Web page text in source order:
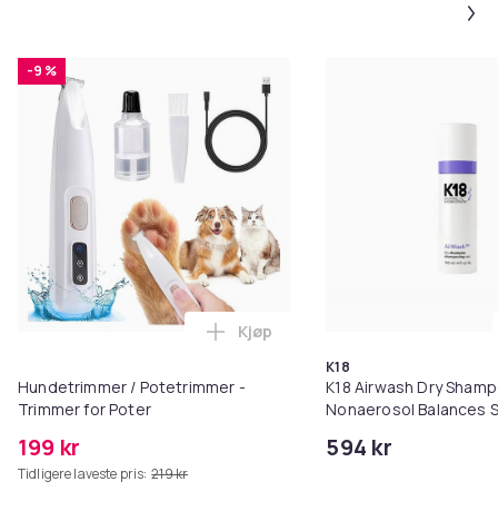
Produktsikkerhetsinformasjon
-9 %
Hundetrimmer / Potetrimmer -
Trimmer for Poter
199 kr
Tidligere laveste pris: 219 kr
Legg Hundetrimmer /
Kjøp
K18
K18 Airwash Dry
Nonaerosol Balances
594 kr